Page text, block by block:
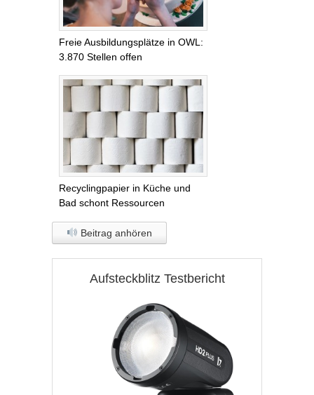
Freie Ausbildungsplätze in OWL:
3.870 Stellen offen
Recyclingpapier in Küche und
Bad schont Ressourcen
Beitrag anhören
Aufsteckblitz Testbericht